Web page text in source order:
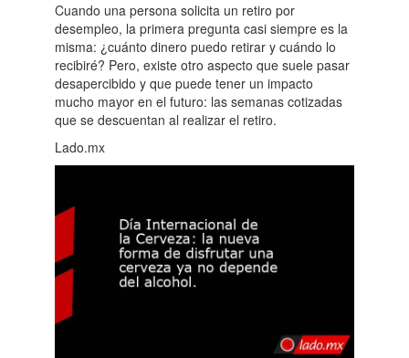
Cuando una persona solicita un retiro por
desempleo, la primera pregunta casi siempre es la
misma: ¿cuánto dinero puedo retirar y cuándo lo
recibiré? Pero, existe otro aspecto que suele pasar
desapercibido y que puede tener un impacto
mucho mayor en el futuro: las semanas cotizadas
que se descuentan al realizar el retiro.
Lado.mx